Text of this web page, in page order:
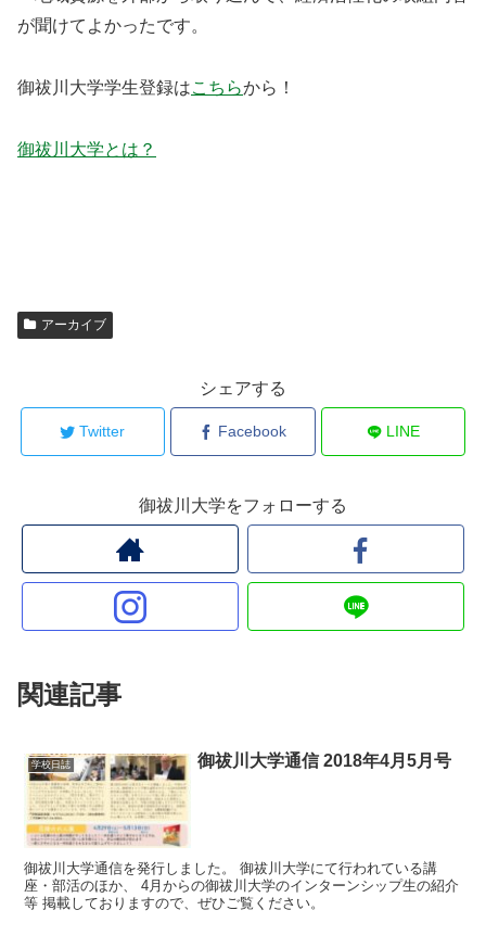
が聞けてよかったです。
御祓川大学学生登録はこちらから！
御祓川大学とは？
アーカイブ
シェアする
Twitter Facebook LINE
御祓川大学をフォローする
関連記事
学校日誌 御祓川大学通信 2018年4月5月号
御祓川大学通信を発行しました。 御祓川大学にて行われている講
座・部活のほか、 4月からの御祓川大学のインターンシップ生の紹介
等 掲載しておりますので、ぜひご覧ください。